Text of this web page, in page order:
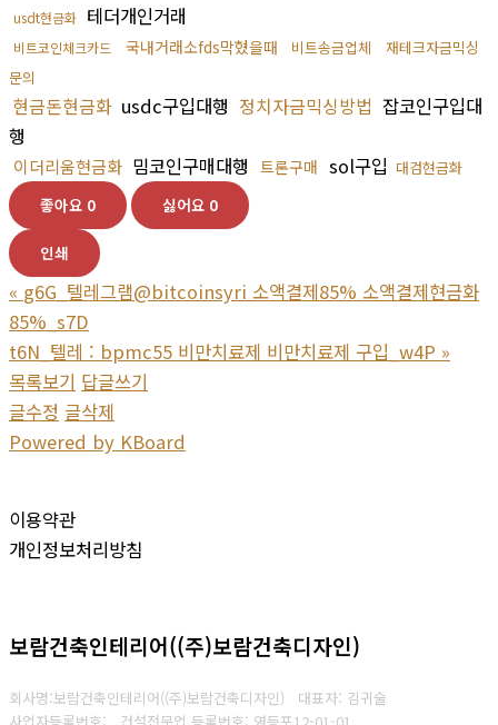
usdt현금화 테더개인거래
비트코인체크카드 국내거래소fds막혔을때 비트송금업체
재테크자금믹싱
문의
현금돈현금화 usdc구입대행 정치자금믹싱방법 잡코인구입대
행
이더리움현금화 밈코인구매대행 트론구매 sol구입 대검현금화
좋아요 0 싫어요 0
인쇄
« g6G_텔레그램@bitcoinsyri 소액결제85% 소액결제현금화
85%_s7D
t6N_텔레 : bpmc55 비만치료제 비만치료제 구입_w4P »
목록보기 답글쓰기
글수정 글삭제
Powered by KBoard
이용약관
개인정보처리방침
보람건축인테리어((주)보람건축디자인)
회사명:보람건축인테리어((주)보람건축디자인) 대표자: 김귀술